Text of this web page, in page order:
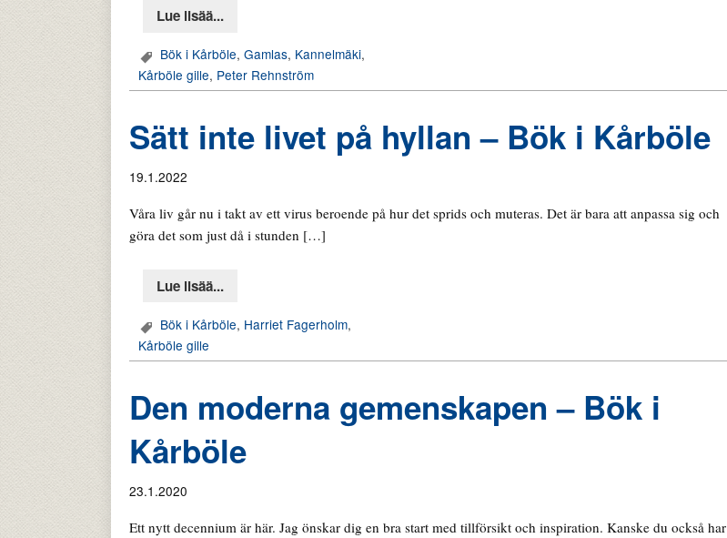
Lue lisää...
Bök i Kårböle, Gamlas, Kannelmäki,
Kårböle gille, Peter Rehnström
Sätt inte livet på hyllan – Bök i Kårböle
19.1.2022
Våra liv går nu i takt av ett virus beroende på hur det sprids och muteras. Det är bara att anpassa sig och
göra det som just då i stunden […]
Lue lisää...
Bök i Kårböle, Harriet Fagerholm,
Kårböle gille
Den moderna gemenskapen – Bök i
Kårböle
23.1.2020
Ett nytt decennium är här. Jag önskar dig en bra start med tillförsikt och inspiration. Kanske du också har